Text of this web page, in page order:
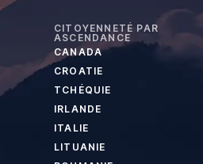
CITOYENNETÉ PAR
ASCENDANCE
CANADA
CROATIE
TCHÉQUIE
IRLANDE
ITALIE
LITUANIE